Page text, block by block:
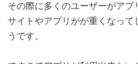
その際に多くのユーザーがアプ
サイトやアプリがが重くなって
うです。